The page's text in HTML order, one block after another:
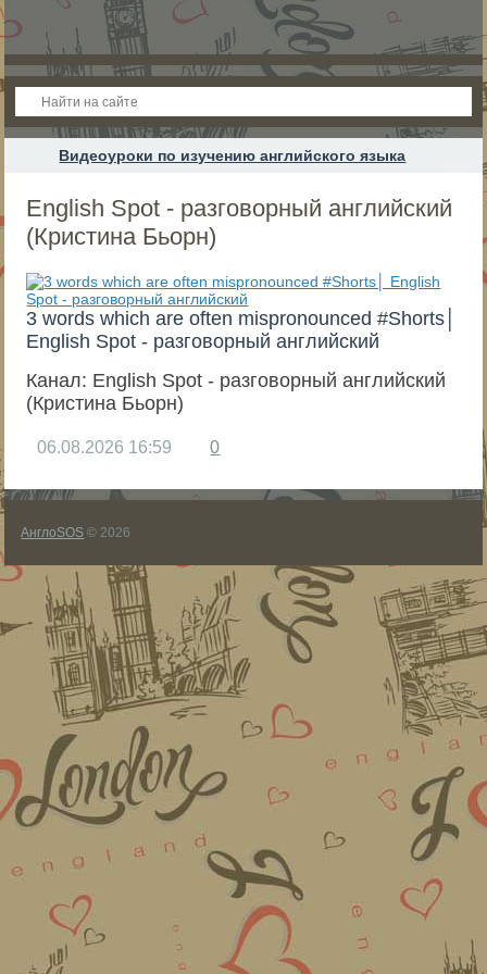
Видеоуроки по изучению английского языка
English Spot - разговорный английский
(Кристина Бьорн)
3 words which are often mispronounced #Shorts│
English Spot - разговорный английский
Канал: English Spot - разговорный английский
(Кристина Бьорн)
06.08.2026 16:59 0
АнглоSOS © 2026